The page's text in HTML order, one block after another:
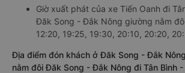
Giờ xuất phát của xe Tiến Oanh đi
Đăk Song - Đắk Nông giường nằm
12:20, 19:25, 19:30, 20:10, 20:20,
Địa điểm đón khách ở Đăk Song - Đắk
nằm đôi Đăk Song - Đắk Nông đi Tân Bình -